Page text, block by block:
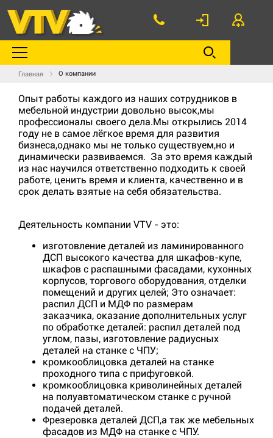
Главная О компании
Опыт работы каждого из наших сотрудников в
мебельной индустрии довольно высок,мы
профессионалы своего дела.Мы открылись 2014
году не в самое лёгкое время для развития
бизнеса,однако мы не только существуем,но и
динамически развиваемся. За это время каждый
из нас научился ответственно подходить к своей
работе, ценить время и клиента, качественно и в
срок делать взятые на себя обязательства.
Деятельность компании VTV - это:
изготовление деталей из ламинированного
ДСП высокого качества для шкафов-купе,
шкафов с распашными фасадами, кухонных
корпусов, торгового оборудования, отделки
помещений и других целей; Это означает:
распил ДСП и МДФ по размерам
заказчика, оказание дополнительных услуг
по обработке деталей: распил деталей под
углом, пазы, изготовление радиусных
деталей на станке с ЧПУ;
кромкооблицовка деталей на станке
проходного типа с прифуговкой.
кромкооблицовка криволинейных деталей
на полуавтоматическом станке с ручной
подачей деталей.
Фрезеровка деталей ДСП,а так же мебельных
фасадов из МДФ на станке с ЧПУ.